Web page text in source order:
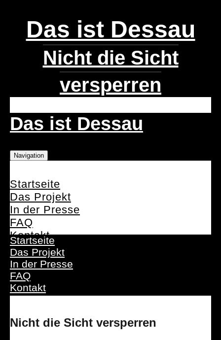
Das ist Dessau
Nicht die Sicht
versperren
Das ist Dessau
Navigation
Startseite
Das Projekt
In der Presse
FAQ
Kontakt
Startseite
Das Projekt
In der Presse
FAQ
Kontakt
Nicht die Sicht versperren